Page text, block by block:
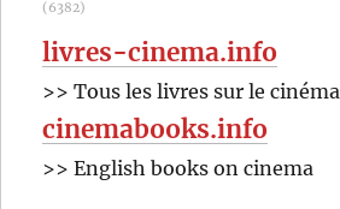
(6382)
livres-cinema.info
>> Tous les livres sur le cinéma
cinemabooks.info
>> English books on cinema